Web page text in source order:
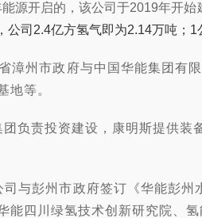
源开启的，该公司于2019年开始
公司2.4亿方氢气即为2.14万吨；
漳州市政府与中国华能集团有
地等。
负责投资建设，康明斯提供装
与彭州市政府签订《华能彭
能四川绿氢技术创新研究院、